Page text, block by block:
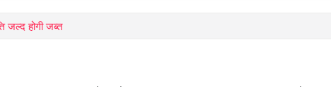
जल्द होगी जब्त